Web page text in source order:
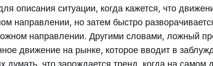
описания ситуации, когда кажется, что
направлении, но затем быстро
направлении. Другими словами, ложный
движение на рынке, которое вводит в
думать, что зарождается тренд, когда на самом